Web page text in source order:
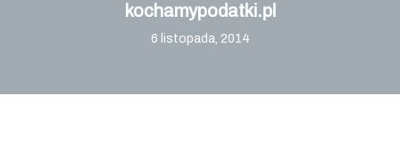
kochamypodatki.pl
6 listopada, 2014